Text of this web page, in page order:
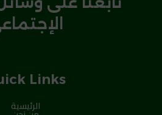
Links
الرئيسية